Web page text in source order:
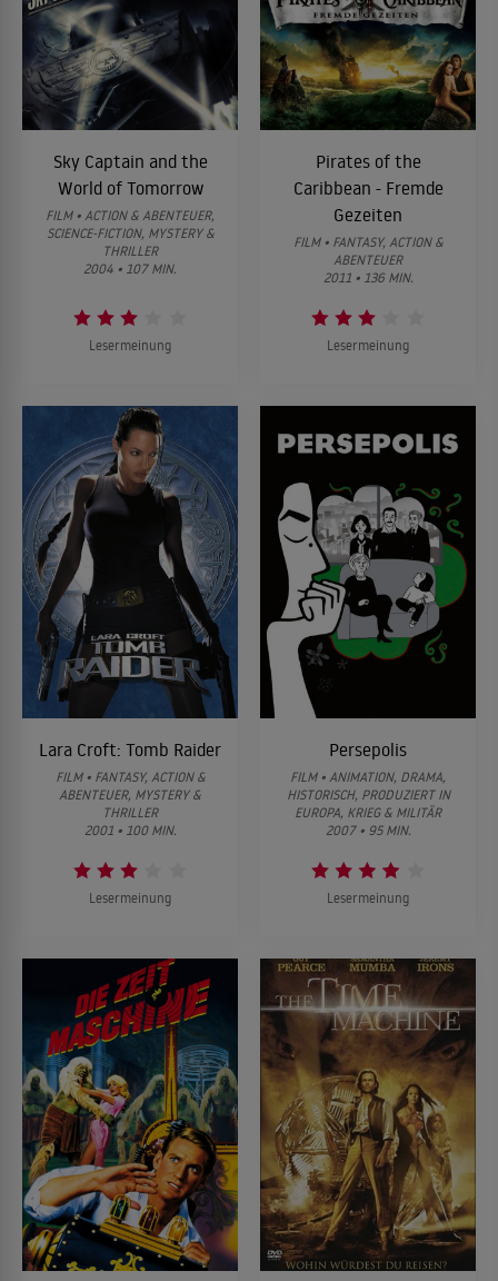
Sky Captain and the
World of Tomorrow
FILM • ACTION & ABENTEUER,
SCIENCE-FICTION, MYSTERY &
THRILLER
2004 • 107 MIN.
Lesermeinung
Pirates of the
Caribbean - Fremde
Gezeiten
FILM • FANTASY, ACTION &
ABENTEUER
2011 • 136 MIN.
Lesermeinung
Lara Croft: Tomb Raider
FILM • FANTASY, ACTION &
ABENTEUER, MYSTERY &
THRILLER
2001 • 100 MIN.
Lesermeinung
Persepolis
FILM • ANIMATION, DRAMA,
HISTORISCH, PRODUZIERT IN
EUROPA, KRIEG & MILITÄR
2007 • 95 MIN.
Lesermeinung